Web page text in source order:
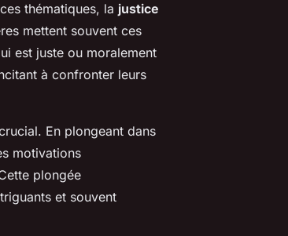
thématiques, la justice
mettent souvent ces
est juste ou moralement
à confronter leurs
En plongeant dans
motivations
plongée
et souvent